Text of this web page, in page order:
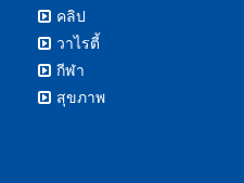
คลิป
วาไรตี้
กีฬา
สุขภาพ